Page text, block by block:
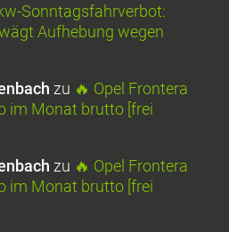
Sonntagsfahrverbot:
Aufhebung wegen
zu 🔥 Opel Frontera
im Monat brutto [frei
zu 🔥 Opel Frontera
im Monat brutto [frei